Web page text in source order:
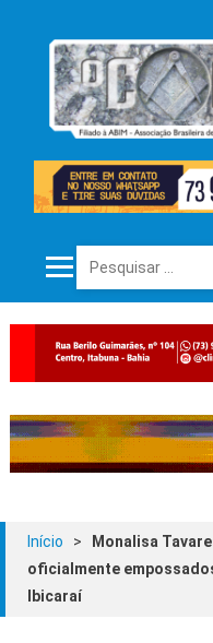
Pesquisar por:
Início >
Monalisa
oficialmente
Ibicaraí